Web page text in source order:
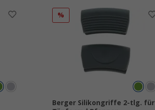
%
Berger Silikongriffe 2-tlg. für